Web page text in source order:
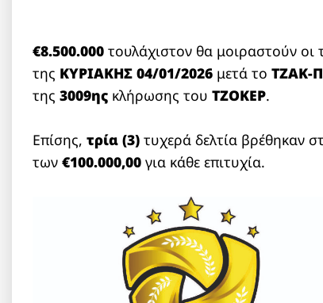
€8.500.000 τουλάχιστον θα μοιραστούν οι
της ΚΥΡΙΑΚΗΣ 04/01/2026 μετά τοΤΖΑΚ-
της3009ης κλήρωσης τουΤΖΟΚΕΡ.
Επίσης,τρία (3) τυχερά δελτία βρέθηκαν
των€100.000,00 για κάθε επιτυχία.